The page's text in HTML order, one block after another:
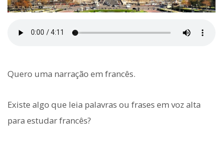
Quero uma narração em francês.
Existe algo que leia palavras ou frases em voz alta
para estudar francês?